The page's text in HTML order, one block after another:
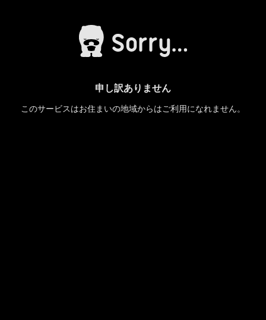
申し訳ありません
このサービスはお住まいの地域からはご利用になれません。